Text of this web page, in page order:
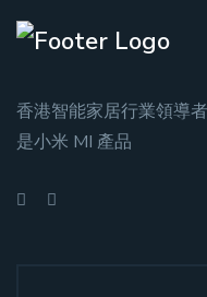
香港智能家居行業領導
是小米 MI 產品